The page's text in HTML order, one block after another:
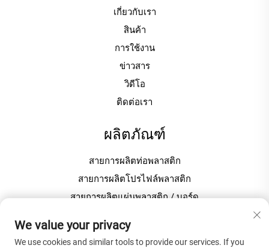
เกี่ยวกับเรา
สินค้า
การใช้งาน
ข่าวสาร
วิดีโอ
ติดต่อเรา
ผลิตภัณฑ์
สายการผลิตท่อพลาสติก
สายการผลิตโปรไฟล์พลาสติก
สายการผลิตแผ่นพลาสติก / บอร์ด
We value your privacy
We use cookies and similar tools to provide our services. If you